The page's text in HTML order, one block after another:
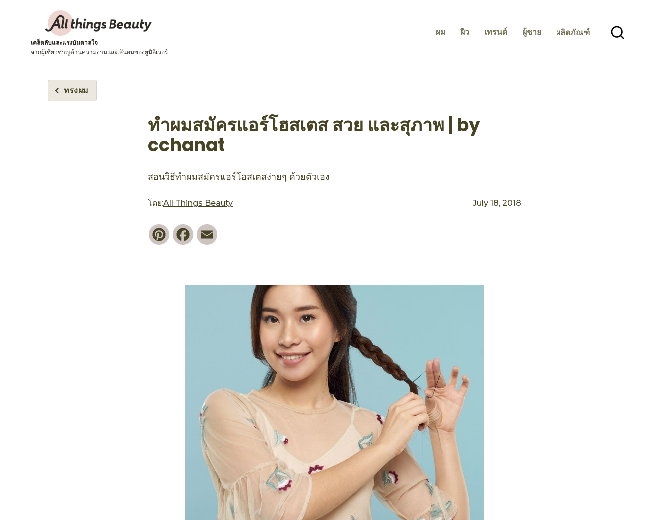
เคล็ดลับและแรงบันดาลใจ
จากผู้เชี่ยวชาญด้านความงามและเส้นผมของยูนิลีเวอร์
ผม ผิว เทรนด์ ผู้ชาย ผลิตภัณฑ์
ทรงผม
ทำผมสมัครแอร์โฮสเตส สวย และสุภาพ | by
cchanat
สอนวิธีทำผมสมัครแอร์โฮสเตสง่ายๆ ด้วยตัวเอง
โดย:All Things Beauty July 18, 2018
PinterestFacebook